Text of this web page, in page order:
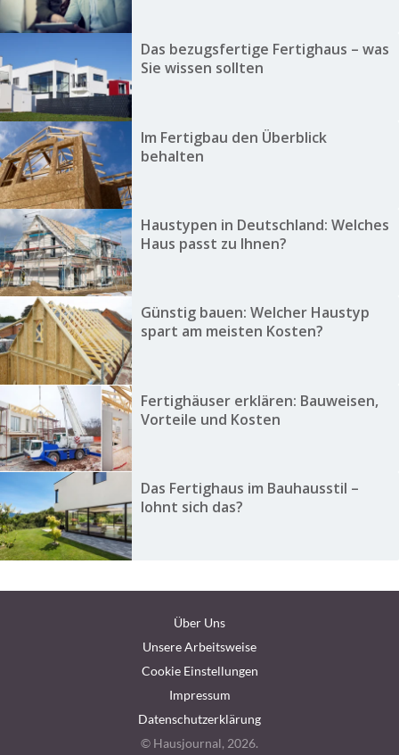
Das bezugsfertige Fertighaus – was
Sie wissen sollten
Im Fertigbau den Überblick
behalten
Haustypen in Deutschland: Welches
Haus passt zu Ihnen?
Günstig bauen: Welcher Haustyp
spart am meisten Kosten?
Fertighäuser erklären: Bauweisen,
Vorteile und Kosten
Das Fertighaus im Bauhausstil –
lohnt sich das?
Über Uns
Unsere Arbeitsweise
Cookie Einstellungen
Impressum
Datenschutzerklärung
© Hausjournal, 2026.